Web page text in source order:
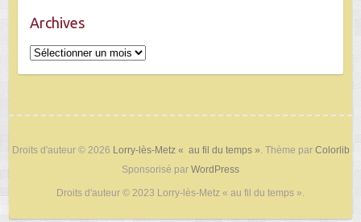
Archives
Archives
Droits d'auteur © 2026 Lorry-lès-Metz « au fil du temps ». Thème par Colorlib
Sponsorisé par WordPress
Droits d'auteur © 2023 Lorry-lès-Metz « au fil du temps ».